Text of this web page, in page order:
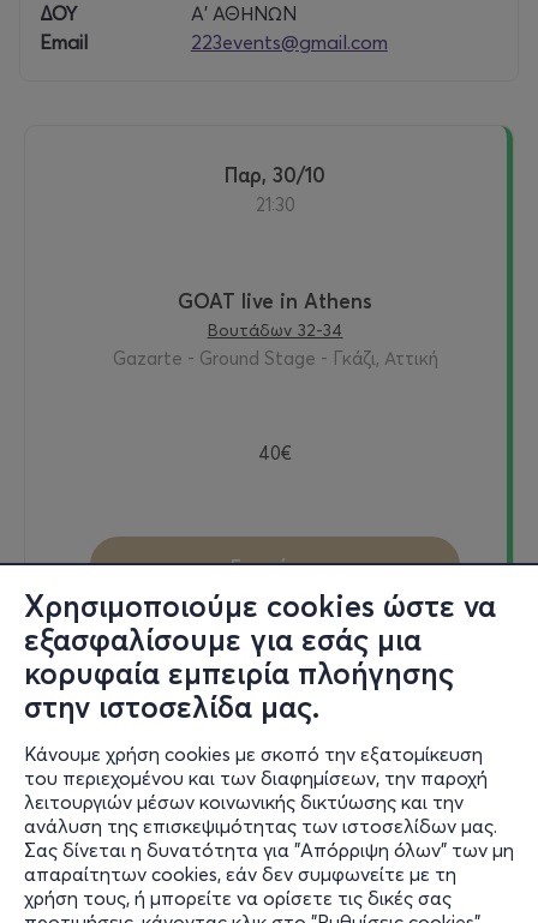
Χρησιμοποιούμε cookies ώστε να
εξασφαλίσουμε για εσάς μια
κορυφαία εμπειρία πλοήγησης
στην ιστοσελίδα μας.
Κάνουμε χρήση cookies με σκοπό την εξατομίκευση
του περιεχομένου και των διαφημίσεων, την παροχή
λειτουργιών μέσων κοινωνικής δικτύωσης και την
ανάλυση της επισκεψιμότητας των ιστοσελίδων μας.
Σας δίνεται η δυνατότητα για "Απόρριψη όλων" των μη
απαραίτητων cookies, εάν δεν συμφωνείτε με τη
χρήση τους, ή μπορείτε να ορίσετε τις δικές σας
ΔΟΥ
Α' ΑΘΗΝΩΝ
Email
223events@gmail.com
Παρ, 30/10
21:30
GOAT live in Athens
Βουτάδων 32-34
Gazarte - Ground Stage - Γκάζι, Αττική
40€
Εισιτήρια
Σαβ, 31/10
21:30
GOAT live in Athens
Βουτάδων 32-34
Gazarte - Ground Stage - Γκάζι, Αττική